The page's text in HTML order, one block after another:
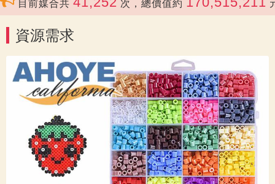
目前媒合共 次，總價值約 元
資源需求